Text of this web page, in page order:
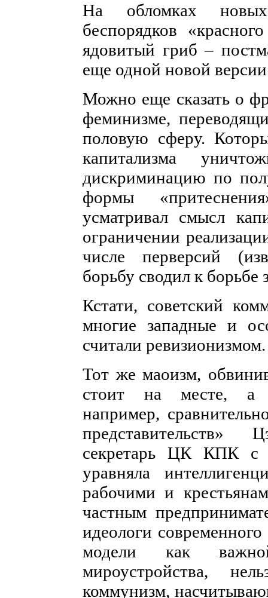
На обломках
беспорядков
ядовитый гриб –
еще одной новой
Можно еще сказать о
феминизме,
половую сферу.
капитализма
дискриминацию по
формы
усматривал смысл
ограничении
числе перверсий
борьбу сводил к борьбе
Кстати, советский
многие западные и
считали ревизионизмом.
Тот же маоизм,
стоит на месте, а
например,
секретарь ЦК КПК с
уравняла
рабочими и
частным
идеологи
модели как
мироустройства,
коммунизм,